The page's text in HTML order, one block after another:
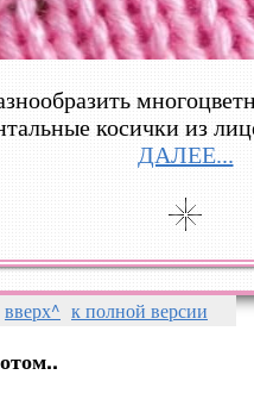
косички из
ДАЛЕЕ...
вверх^ к полной версии